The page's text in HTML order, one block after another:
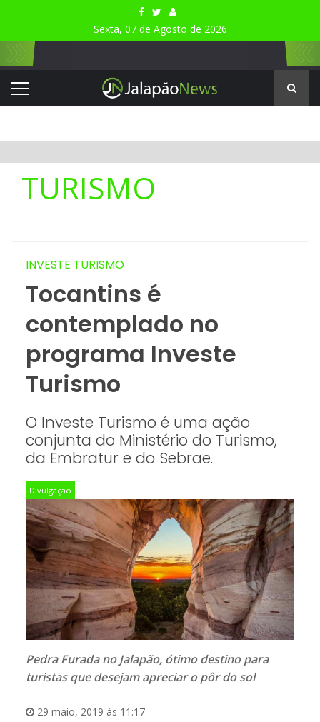
Sexta, 07 de Agosto de 2026
TURISMO
INVESTE TURISMO
Tocantins é
contemplado no
programa Investe
Turismo
O Investe Turismo é uma ação
conjunta do Ministério do Turismo,
da Embratur e do Sebrae.
Divulgação
Pedra Furada no Jalapão, ótimo destino para
turistas que desejam apreciar o pôr do sol
29 maio, 2019 às 11:17